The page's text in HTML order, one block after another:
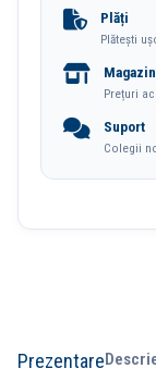
5cm
Nr1
Power
Esselte
Plăți
Plătești
Magazin
Prețuri
Suport
Colegii
Prezentare